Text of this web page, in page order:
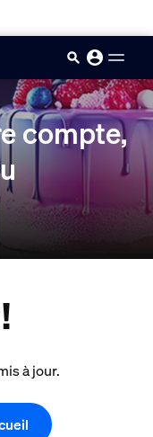
compte,
à jour.